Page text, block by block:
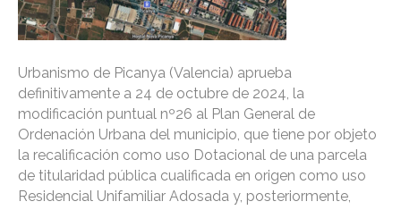
Urbanismo de Picanya (Valencia) aprueba
definitivamente a 24 de octubre de 2024, la
modificación puntual nº26 al Plan General de
Ordenación Urbana del municipio, que tiene por objeto
la recalificación como uso Dotacional de una parcela
de titularidad pública cualificada en origen como uso
Residencial Unifamiliar Adosada y, posteriormente,